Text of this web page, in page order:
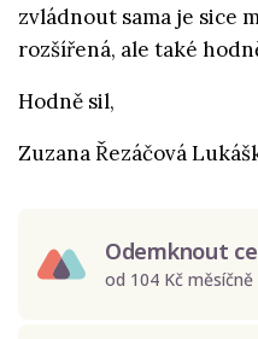
zvládnout sama je sice
rozšířená, ale také
Hodně sil,
Zuzana Řezáčová
Odemknout
od 104 Kč měsíčně